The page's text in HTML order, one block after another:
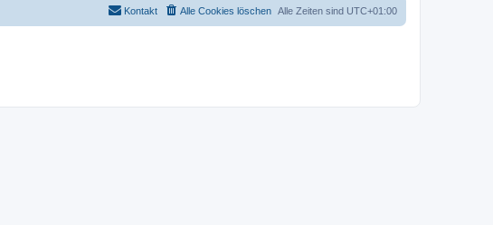
Alle Zeiten sind UTC+01:00
Alle Cookies löschen
Kontakt